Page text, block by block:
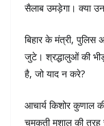
सैलाब उमड़ेगा। क्या
बिहार के मंत्री,
जुटे। श्रद्धालुओं की
है, जो याद न करे?
आचार्य किशोर कुणाल
चमकती मशाल की